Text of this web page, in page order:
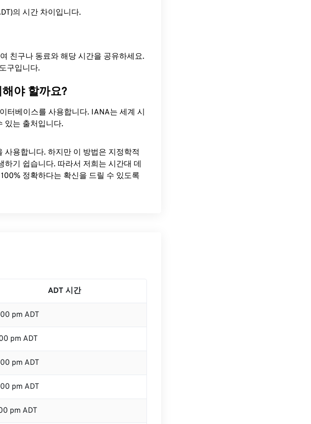
의 시간 차이입니다.
친구나 동료와 해당 시간을 공유하세요.
구입니다.
야 할까요?
터베이스를 사용합니다. IANA는 세계 시
있는 출처입니다.
용합니다. 하지만 이 방법은 지정학적
기 쉽습니다. 따라서 저희는 시간대 데
정확하다는 확신을 드릴 수 있도록
ADT 시간
pm ADT
pm ADT
pm ADT
pm ADT
pm ADT